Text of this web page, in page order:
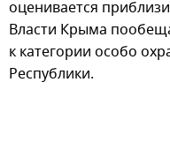
оценивается
Власти Крыма
к категории особо
Республики.